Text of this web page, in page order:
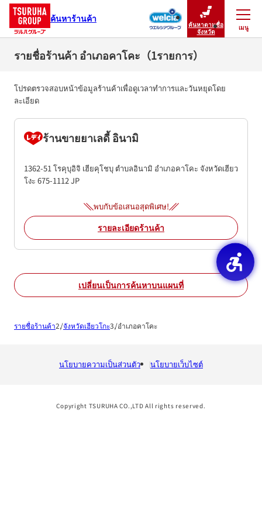
ค้นหาร้านค้า
ค้นหาตามชื่อ
จังหวัด
เมนู
ปิดเมนู
รายชื่อร้านค้า อำเภอคาโคะ（1รายการ）
โปรดตรวจสอบหน้าข้อมูลร้านค้าเพื่อดูเวลาทำการและวันหยุดโดย
ละเอียด
ร้านขายยาเลดี้ อินามิ
1362-51 โรคุบุอิจิ เฮียคุโชบุ ตำบลอินามิ อำเภอคาโคะ จังหวัดเฮียว
โงะ 675-1112JP
พบกับข้อเสนอสุดพิเศษ!
รายละเอียดร้านค้า
เปลี่ยนเป็นการค้นหาบนแผนที่
รายชื่อร้านค้า จังหวัดเฮียวโกะ อำเภอคาโคะ
นโยบายความเป็นส่วนตัว นโยบายเว็บไซต์
Copyright TSURUHA CO.,LTD All rights reserved.